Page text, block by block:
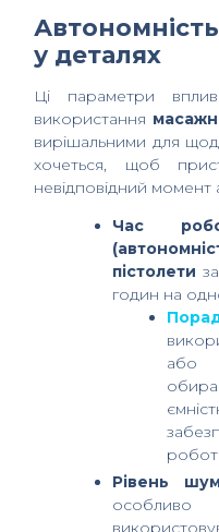
у деталях
Ці параметри
використання
вирішальними для
хочеться, щоб
невідповідний момент
Час
пістолети
годин на
або
Рівень